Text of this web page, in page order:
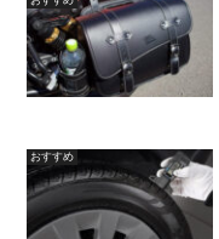
おすすめ